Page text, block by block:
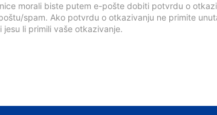
morali biste putem e-pošte dobiti potvrdu o
spam. Ako potvrdu o otkazivanju ne primite
li primili vaše otkazivanje.